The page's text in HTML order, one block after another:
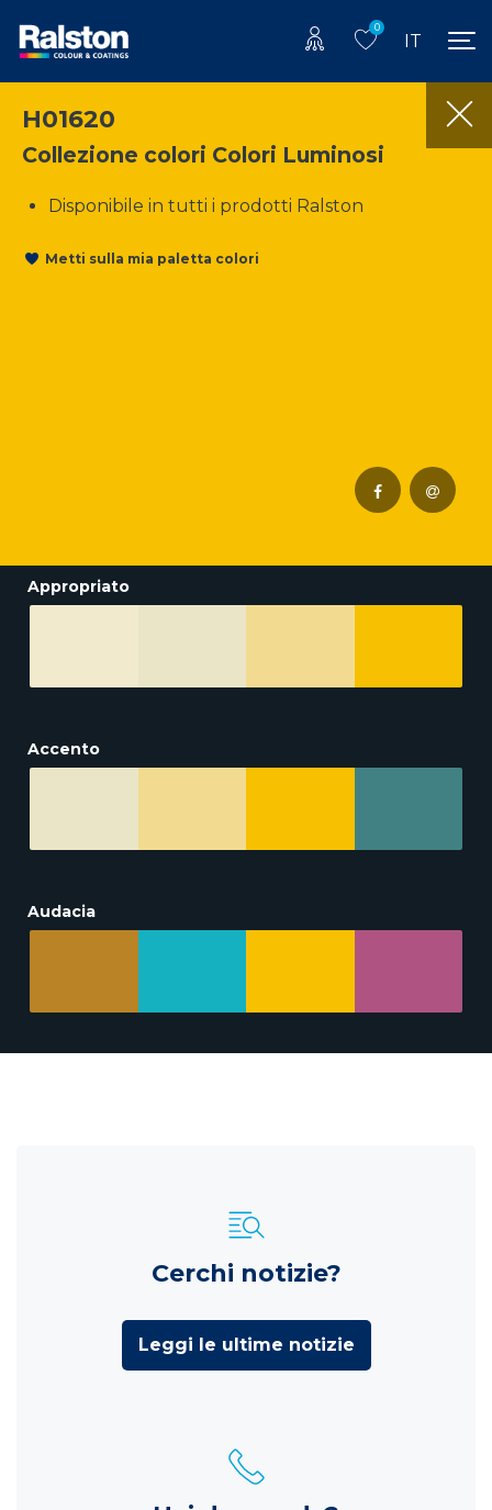
0
IT
H01620
Collezione colori Colori Luminosi
Disponibile in tutti i prodotti Ralston
Metti sulla mia paletta colori
Appropriato
Accento
Audacia
Cerchi notizie?
Leggi le ultime notizie